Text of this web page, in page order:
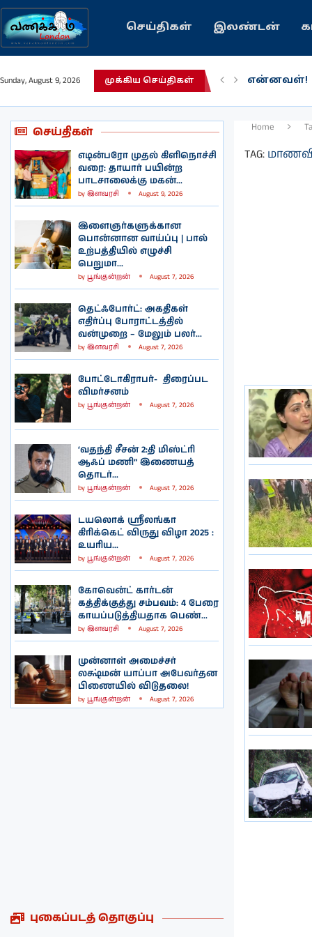
செய்திகள் இலண்டன்
Sunday, August 9, 2026 முக்கிய செய்திகள்
பழைய
செய்திகள்
எடின்பரோ முதல் கிளிநொச்சி
வரை: தாயார் பயின்ற
பாடசாலைக்கு மகன்...
by இளவரசி August 9, 2026
இளைஞர்களுக்கான
பொன்னான வாய்ப்பு | பால்
உற்பத்தியில் எழுச்சி
பெறுமா...
by பூங்குன்றன் August 7, 2026
தெட்ஃபோர்ட்: அகதிகள்
எதிர்ப்பு போராட்டத்தில்
வன்முறை – மேலும் பலர்...
by இளவரசி August 7, 2026
போட்டோகிராபர்- ‌ திரைப்பட
விமர்சனம்
by பூங்குன்றன் August 7, 2026
‘வதந்தி சீசன் 2:தி மிஸ்ட்ரி
ஆஃப் மணி” இணையத்
தொடர்...
by பூங்குன்றன் August 7, 2026
டயலொக் ஸ்ரீலங்கா
கிரிக்கெட் விருது விழா 2025 :
உயரிய...
by பூங்குன்றன் August 7, 2026
கோவென்ட் கார்டன்
கத்திக்குத்து சம்பவம்: 4 பேரை
காயப்படுத்தியதாக பெண்...
by இளவரசி August 7, 2026
முன்னாள் அமைச்சர்
லக்ஷ்மன் யாப்பா அபேவர்தன
பிணையில் விடுதலை!
by பூங்குன்றன் August 7, 2026
புகைப்படத் தொகுப்பு
Home
TAG: